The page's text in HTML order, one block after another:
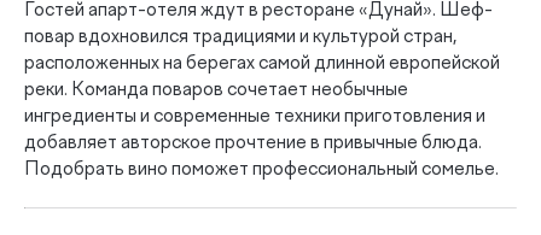
Гостей апарт-отеля ждут в ресторане «Дунай». Шеф-
повар вдохновился традициями и культурой стран,
расположенных на берегах самой длинной европейской
реки. Команда поваров сочетает необычные
ингредиенты и современные техники приготовления и
добавляет авторское прочтение в привычные блюда.
Подобрать вино поможет профессиональный сомелье.